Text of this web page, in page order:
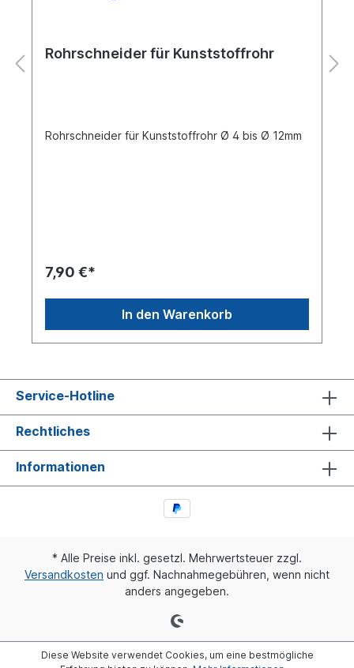
Rohrschneider für Kunststoffrohr
Rohrschneider für Kunststoffrohr Ø 4 bis Ø 12mm
7,90 €*
In den Warenkorb
Service-Hotline
Rechtliches
Informationen
* Alle Preise inkl. gesetzl. Mehrwertsteuer zzgl.
Versandkosten und ggf. Nachnahmegebühren, wenn nicht
anders angegeben.
Diese Website verwendet Cookies, um eine bestmögliche